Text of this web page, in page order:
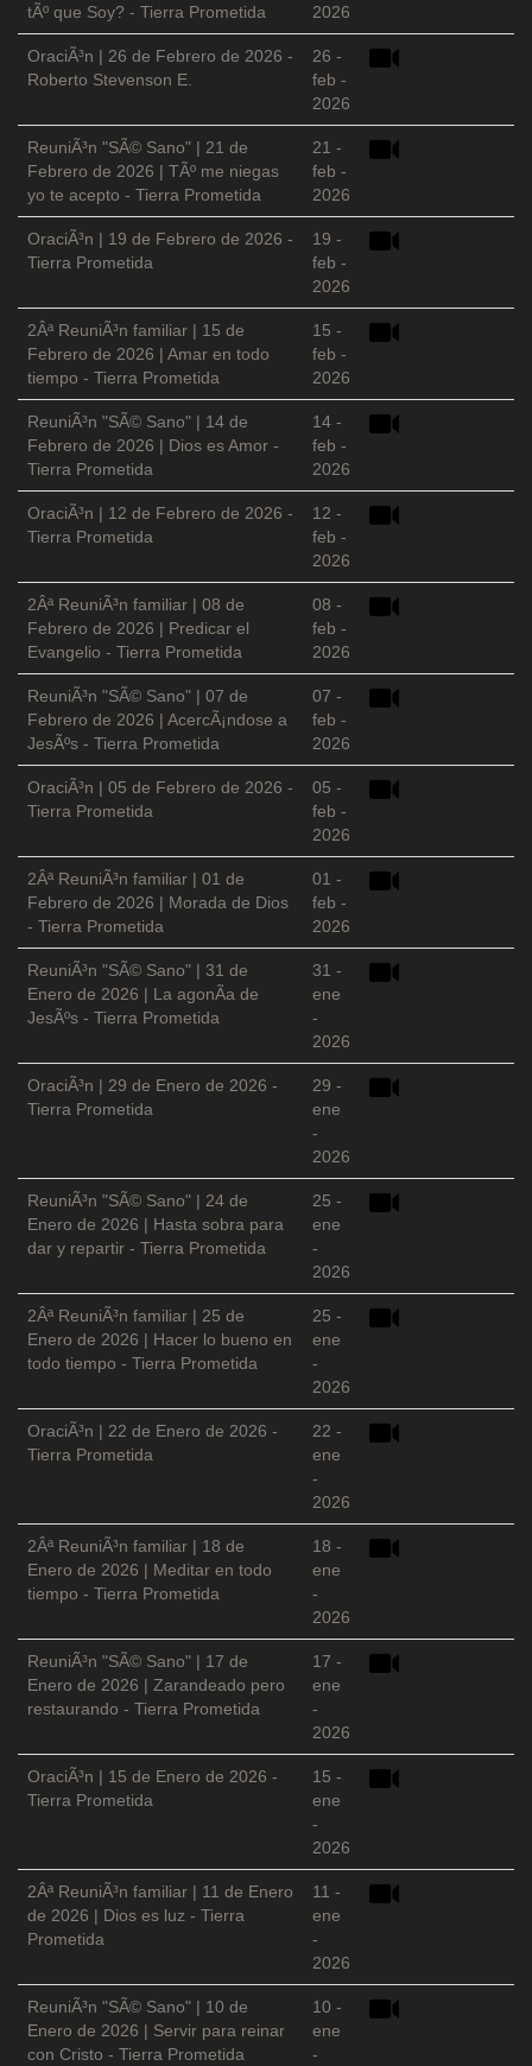
tÃº que Soy? - Tierra Prometida
2026
OraciÃ³n | 26 de Febrero de 2026 -
Roberto Stevenson E.
26 -
feb -
2026
ReuniÃ³n "SÃ© Sano" | 21 de
Febrero de 2026 | TÃº me niegas
yo te acepto - Tierra Prometida
21 -
feb -
2026
OraciÃ³n | 19 de Febrero de 2026 -
Tierra Prometida
19 -
feb -
2026
2Âª ReuniÃ³n familiar | 15 de
Febrero de 2026 | Amar en todo
tiempo - Tierra Prometida
15 -
feb -
2026
ReuniÃ³n "SÃ© Sano" | 14 de
Febrero de 2026 | Dios es Amor -
Tierra Prometida
14 -
feb -
2026
OraciÃ³n | 12 de Febrero de 2026 -
Tierra Prometida
12 -
feb -
2026
2Âª ReuniÃ³n familiar | 08 de
Febrero de 2026 | Predicar el
Evangelio - Tierra Prometida
08 -
feb -
2026
ReuniÃ³n "SÃ© Sano" | 07 de
Febrero de 2026 | AcercÃ¡ndose a
JesÃºs - Tierra Prometida
07 -
feb -
2026
OraciÃ³n | 05 de Febrero de 2026 -
Tierra Prometida
05 -
feb -
2026
2Âª ReuniÃ³n familiar | 01 de
Febrero de 2026 | Morada de Dios
- Tierra Prometida
01 -
feb -
2026
ReuniÃ³n "SÃ© Sano" | 31 de
Enero de 2026 | La agonÃ­a de
JesÃºs - Tierra Prometida
31 -
ene
-
2026
OraciÃ³n | 29 de Enero de 2026 -
Tierra Prometida
29 -
ene
-
2026
ReuniÃ³n "SÃ© Sano" | 24 de
Enero de 2026 | Hasta sobra para
dar y repartir - Tierra Prometida
25 -
ene
-
2026
2Âª ReuniÃ³n familiar | 25 de
Enero de 2026 | Hacer lo bueno en
todo tiempo - Tierra Prometida
25 -
ene
-
2026
OraciÃ³n | 22 de Enero de 2026 -
Tierra Prometida
22 -
ene
-
2026
2Âª ReuniÃ³n familiar | 18 de
Enero de 2026 | Meditar en todo
tiempo - Tierra Prometida
18 -
ene
-
2026
ReuniÃ³n "SÃ© Sano" | 17 de
Enero de 2026 | Zarandeado pero
restaurando - Tierra Prometida
17 -
ene
-
2026
OraciÃ³n | 15 de Enero de 2026 -
Tierra Prometida
15 -
ene
-
2026
2Âª ReuniÃ³n familiar | 11 de Enero
de 2026 | Dios es luz - Tierra
Prometida
11 -
ene
-
2026
ReuniÃ³n "SÃ© Sano" | 10 de
Enero de 2026 | Servir para reinar
con Cristo - Tierra Prometida
10 -
ene
-